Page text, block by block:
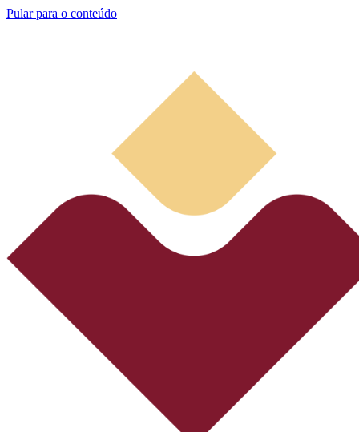
Pular para o conteúdo